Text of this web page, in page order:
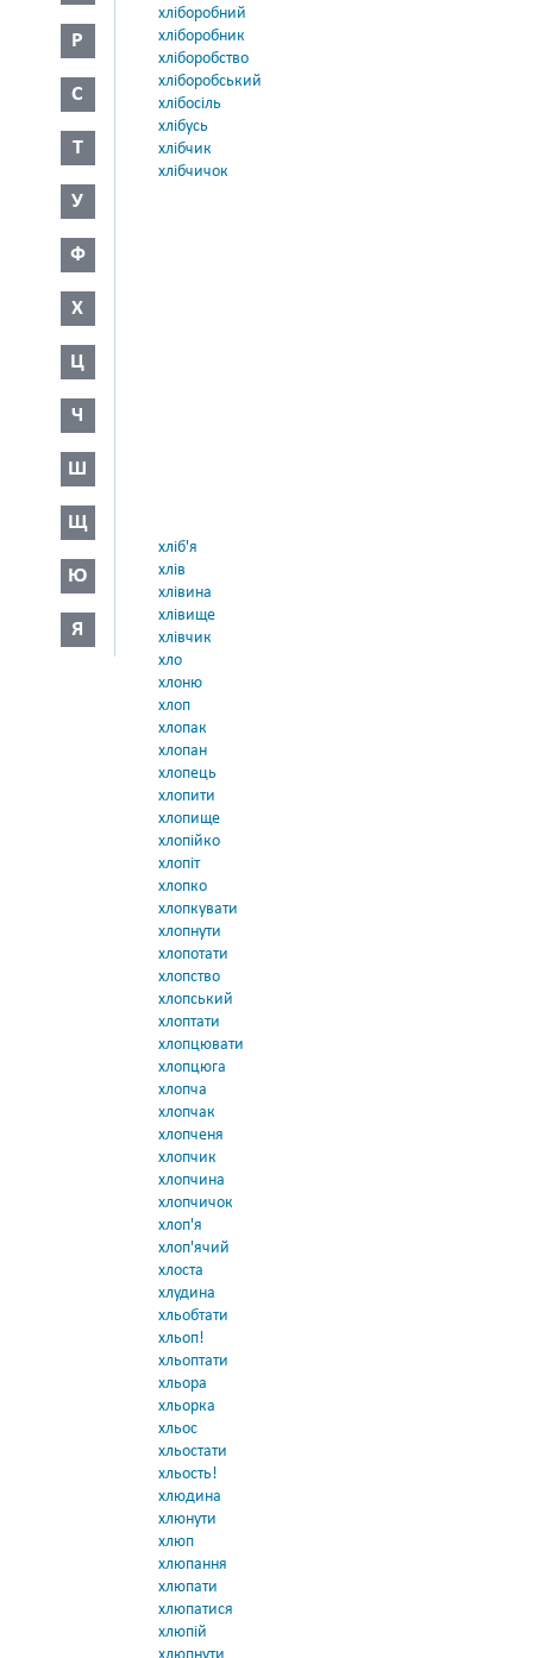
Р
С
Т
У
Ф
Х
Ц
Ч
Ш
Щ
Ю
Я
хліборобний
хліборобник
хліборобство
хліборобський
хлібосіль
хлібусь
хлібчик
хлібчичок
хліб'я
хлів
хлівина
хлівище
хлівчик
хло
хлоню
хлоп
хлопак
хлопан
хлопець
хлопити
хлопище
хлопійко
хлопіт
хлопко
хлопкувати
хлопнути
хлопотати
хлопство
хлопський
хлоптати
хлопцювати
хлопцюга
хлопча
хлопчак
хлопченя
хлопчик
хлопчина
хлопчичок
хлоп'я
хлоп'ячий
хлоста
хлудина
хльобтати
хльоп!
хльоптати
хльора
хльорка
хльос
хльостати
хльость!
хлюдина
хлюнути
хлюп
хлюпання
хлюпати
хлюпатися
хлюпій